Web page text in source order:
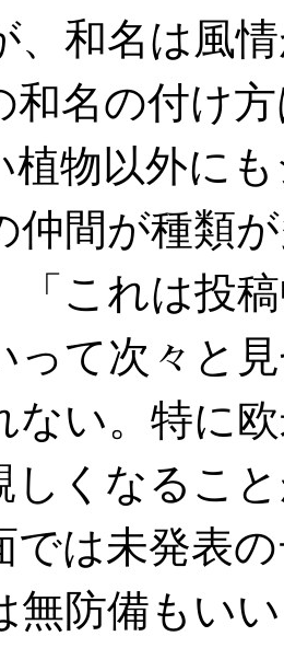
、和名は風
和名の付け
物以外に
仲間が種類
「これは投
って次々と
ない。特に
しくなるこ
では未発表
無防備もい